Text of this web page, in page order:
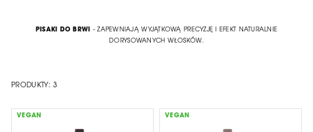
PRODUKTY: 3
VEGAN VEGAN
PISAKI DO BRWI - ZAPEWNIAJĄ WYJĄTKOWĄ PRECYZJĘ I EFEKT NATURALNIE
DORYSOWANYCH WŁOSKÓW.